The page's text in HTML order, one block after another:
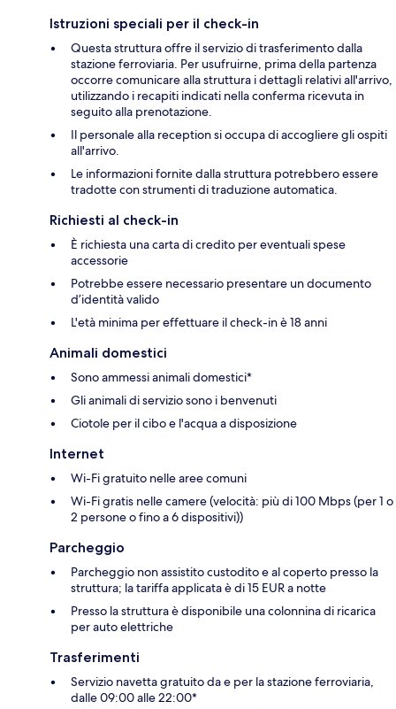
Istruzioni speciali per il check-in
Questa struttura offre il servizio di trasferimento dalla
stazione ferroviaria. Per usufruirne, prima della partenza
occorre comunicare alla struttura i dettagli relativi all'arrivo,
utilizzando i recapiti indicati nella conferma ricevuta in
seguito alla prenotazione.
Il personale alla reception si occupa di accogliere gli ospiti
all'arrivo.
Le informazioni fornite dalla struttura potrebbero essere
tradotte con strumenti di traduzione automatica.
Richiesti al check-in
È richiesta una carta di credito per eventuali spese
accessorie
Potrebbe essere necessario presentare un documento
d’identità valido
L'età minima per effettuare il check-in è 18 anni
Animali domestici
Sono ammessi animali domestici*
Gli animali di servizio sono i benvenuti
Ciotole per il cibo e l'acqua a disposizione
Internet
Wi-Fi gratuito nelle aree comuni
Wi-Fi gratis nelle camere (velocità: più di 100 Mbps (per 1 o
2 persone o fino a 6 dispositivi))
Parcheggio
Parcheggio non assistito custodito e al coperto presso la
struttura; la tariffa applicata è di 15 EUR a notte
Presso la struttura è disponibile una colonnina di ricarica
per auto elettriche
Trasferimenti
Servizio navetta gratuito da e per la stazione ferroviaria,
dalle 09:00 alle 22:00*